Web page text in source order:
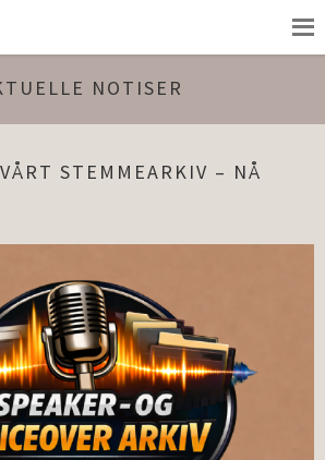
NOTISER
STEMMEARKIV – NÅ